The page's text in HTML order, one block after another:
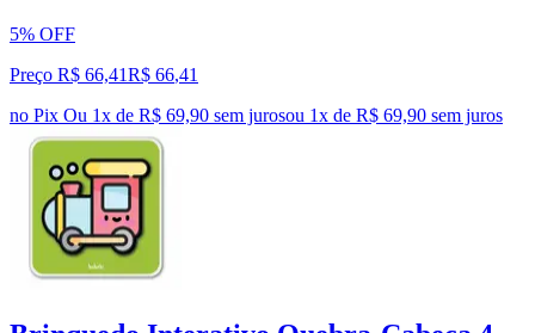
5% OFF
Preço R$ 66,41R$ 66,41
no Pix Ou 1x de R$ 69,90 sem jurosou 1x de R$ 69,90 sem juros